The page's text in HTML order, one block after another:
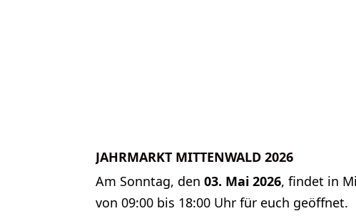
JAHRMARKT MITTENWALD 2026
Am Sonntag, den03. Mai 2026, findet in
von 09:00 bis 18:00 Uhr für euch geöffnet.